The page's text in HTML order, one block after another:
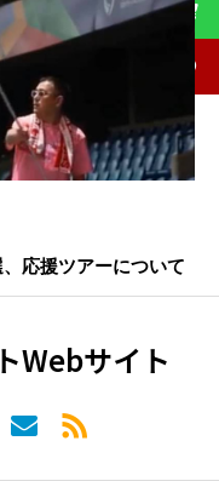
応援ツアーについて
Webサイト